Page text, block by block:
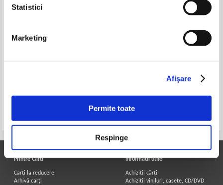
Statistici
Marketing
Afişare
Permite toate
Respinge
realului in proza americana
Pagina:
Printre Carti
Carți la reducere
Arhivă carți
Informatii utile
Achizitii cărți
Achizitii viniluri, casete, CD/DVD